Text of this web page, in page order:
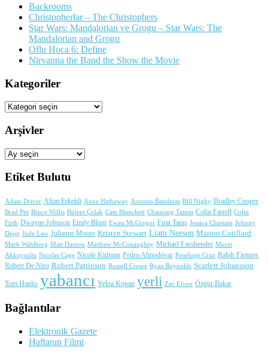
Backrooms
Christopherlar – The Christophers
Star Wars: Mandalorian ve Grogu – Star Wars: The
Mandalorian and Grogu
Oflu Hoca 6: Define
Nirvanna the Band the Show the Movie
Kategoriler
Kategoriler
Arşivler
Arşivler
Etiket Bulutu
Adam Driver Altan Erkekli Anne Hathaway Antonio Banderas Bill Nighy Bradley Cooper
Brad Pitt Bruce Willis Bülent Çolak Cate Blanchett Channing Tatum Colin Farrell Colin
Firth Dwayne Johnson Emily Blunt Ewan McGregor Fırat Tanış Jessica Chastain Johnny
Depp Jude Law Julianne Moore Kristen Stewart Liam Neeson Marion Cotillard
Mark Wahlberg Matt Damon Matthew McConaughey Michael Fassbender Murat
Akkoyunlu Nicolas Cage Nicole Kidman Pedro Almodóvar Penélope Cruz Ralph Fiennes
Robert De Niro Robert Pattinson Russell Crowe Ryan Reynolds Scarlett Johansson
Tom Hanks yabancı Yekta Kopan yerli Zac Efron Özgür Bakar
Bağlantılar
Elektronik Gazete
Haftanın Filmi